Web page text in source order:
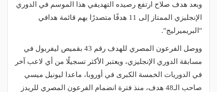
وبعد هدف صلاح ارتفع رصيده التهديفي هذا الموسم في الدوري
الإنجليزي الممتاز إلى 11 هدفًا متصدرًا بهم قائمة هدافي
"البريميرليج".
ووصل الفرعون المصري للهدف رقم 43 بقميص ليفربول في
مسابقة الدوري الإنجليزي، ويعتبر الأكثر تسجيلًا من أي لاعب آخر
في الدوريات الخمسة الكبرى في أوروبا، ماعدا ليونيل ميسي
صاحب الـ48 هدف، منذ فترة انضمام الفرعون المصري للريدز